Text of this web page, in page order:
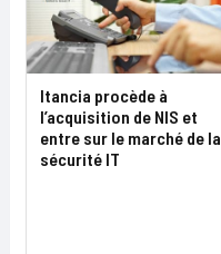
Itancia procède à
l’acquisition de NIS et
entre sur le marché de la
sécurité IT